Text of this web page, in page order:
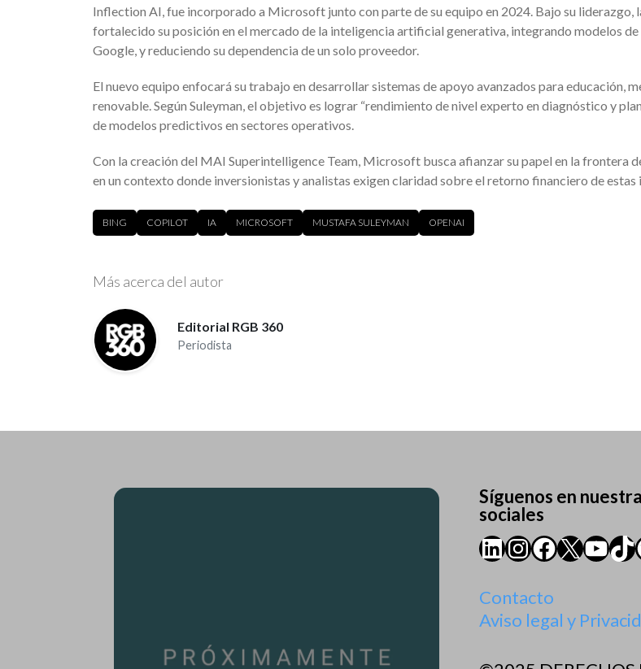
Inflection AI, fue incorporado a Microsoft junto con parte de su equipo en 2024. Bajo su liderazgo,
fortalecido su posición en el mercado de la inteligencia artificial generativa, integrando modelos
Google, y reduciendo su dependencia de un solo proveedor.
El nuevo equipo enfocará su trabajo en desarrollar sistemas de apoyo avanzados para educación,
renovable. Según Suleyman, el objetivo es lograr “rendimiento de nivel experto en diagnóstico y
de modelos predictivos en sectores operativos.
Con la creación del MAI Superintelligence Team, Microsoft busca afianzar su papel en la frontera
en un contexto donde inversionistas y analistas exigen claridad sobre el retorno financiero de estas
BING COPILOT IA MICROSOFT MUSTAFA SULEYMAN OPENAI
Más acerca del autor
Editorial RGB 360
Periodista
Síguenos en
sociales
LinkedIn
Instagram
Facebook
X
Contacto
Aviso legal y